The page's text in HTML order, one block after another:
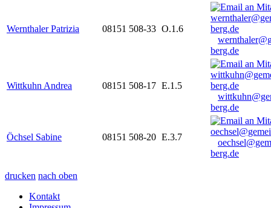
Wernthaler Patrizia 08151 508-33 O.1.6
berg.de
Wittkuhn Andrea 08151 508-17 E.1.5
berg.de
Öchsel Sabine 08151 508-20 E.3.7
berg.de
drucken nach oben
Kontakt